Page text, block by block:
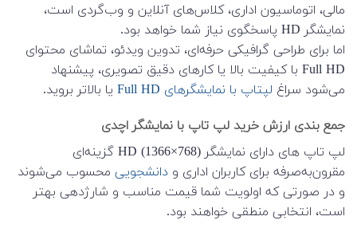
مالی، اتوماسیون اداری، کلاس‌های آنلاین و وب‌گردی است،
نمایشگر HD پاسخگوی نیاز شما خواهد بود.
اما برای طراحی گرافیکی حرفه‌ای، تدوین ویدئو، تماشای محتوای
Full HD با کیفیت بالا یا کارهای دقیق تصویری، پیشنهاد
می‌شود سراغ لپتاپ با نمایشگرهای Full HD یا بالاتر بروید.
جمع بندی ارزش خرید لپ تاپ با نمایشگر اچدی
لپ تاپ های دارای نمایشگر HD (1366×768) گزینه‌ای
مقرون‌به‌صرفه برای کاربران اداری و دانشجویی محسوب می‌شوند
و در صورتی که اولویت شما قیمت مناسب و شارژدهی بهتر
است، انتخابی منطقی خواهند بود.